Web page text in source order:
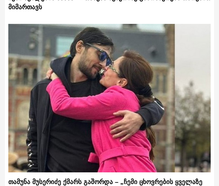
მიმართავს
თამუნა მუსერიძე ქმარს გაშორდა – „ჩემი ცხოვრების ყველაზე